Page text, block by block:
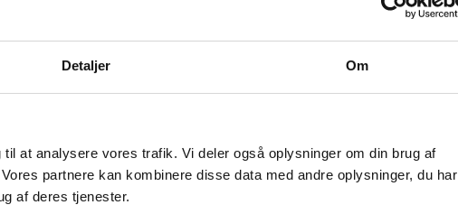
Detaljer Om
at analysere vores trafik. Vi deler også oplysninger om din brug af
partnere kan kombinere disse data med andre oplysninger, du har
af deres tjenester.